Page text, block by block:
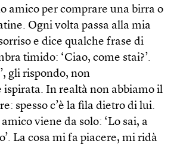
amico per comprare una birra o
Ogni volta passa alla mia
e dice qualche frase di
timido: ‘Ciao, come stai?’.
gli rispondo, non
In realtà non abbiamo il
spesso c’è la fila dietro di lui.
viene da solo: ‘Lo sai, a
La cosa mi fa piacere, mi ridà